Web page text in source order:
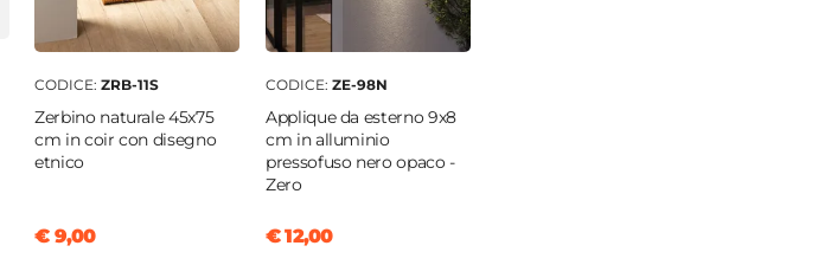
CODICE: ZRB-11S
Zerbino naturale 45x75
cm in coir con disegno
etnico
€ 9,00
CODICE: ZE-98N
Applique da esterno 9x8
cm in alluminio
pressofuso nero opaco -
Zero
€ 12,00